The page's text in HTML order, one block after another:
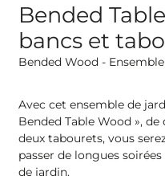
Bended
bancs et
Bended Wood -
Avec cet ensemble de
Bended Table Wood »,
deux tabourets, vous
passer de longues
de jardin.